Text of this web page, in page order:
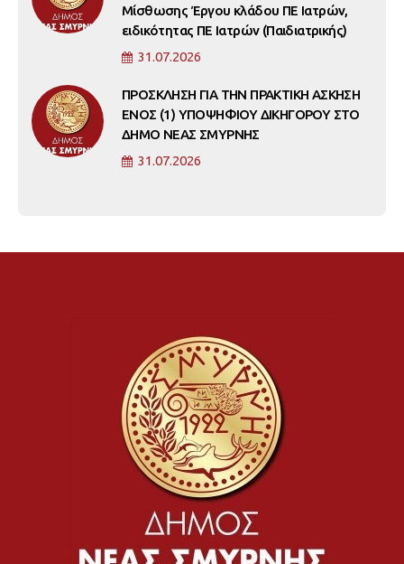
Μίσθωσης Έργου κλάδου ΠΕ Ιατρών,
ειδικότητας ΠΕ Ιατρών (Παιδιατρικής)
31.07.2026
ΠΡΟΣΚΛΗΣΗ ΓΙΑ ΤΗΝ ΠΡΑΚΤΙΚΗ ΑΣΚΗΣΗ
ΕΝΟΣ (1) ΥΠΟΨΗΦΙΟΥ ΔΙΚΗΓΟΡΟΥ ΣΤΟ
ΔΗΜΟ ΝΕΑΣ ΣΜΥΡΝΗΣ
31.07.2026